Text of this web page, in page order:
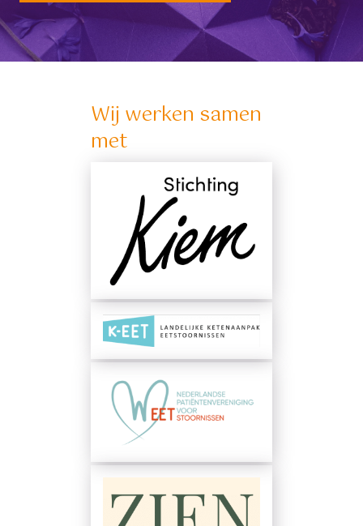
Wij werken samen
met